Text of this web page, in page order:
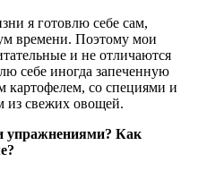
я готовлю себе сам,
времени. Поэтому мои
и не отличаются
себе иногда запеченную
картофелем, со специями и
из свежих овощей.
упражнениями? Как